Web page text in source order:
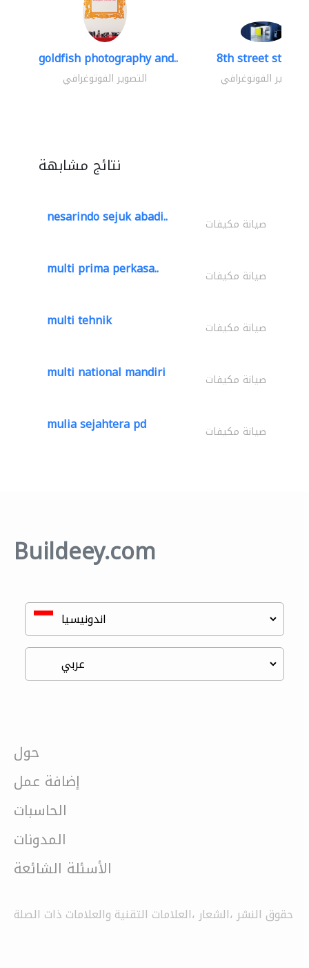
goldfish photography and..
التصوير الفوتوغرافي
8th street studios
التصوير الفوتوغرافي
نتائج مشابهة
nesarindo sejuk abadi.. صيانة مكيفات
multi prima perkasa.. صيانة مكيفات
multi tehnik صيانة مكيفات
multi national mandiri صيانة مكيفات
mulia sejahtera pd صيانة مكيفات
Buildeey.com
حول
إضافة عمل
الحاسبات
المدونات
الأسئلة الشائعة
حقوق النشر ،الشعار ،العلامات التقنية والعلامات ذات الصلة